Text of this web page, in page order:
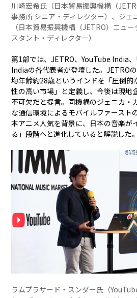
川崎宏希氏（⽇本貿易振興機構（
事務所 シニア‧ディレクター）、ジ
（⽇本貿易振興機構（JETRO）ニュ
スタント‧ディレクター）
第1部では、JETRO、YouTube India
Indiaの各代表者が登壇した。JETRO
均年齢約28歳というインドを「圧倒的
性の高い市場」と定義し、今後は現地
不可欠だと提言。同機構のジェニカ・
な通信環境によるモバイルファースト
本アニメ人気を背景に、日本の音楽が
る」段階へと進化していると解説した。
ラムプラサード・スンダー氏（